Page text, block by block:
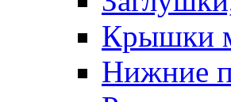
Крышки
Нижние